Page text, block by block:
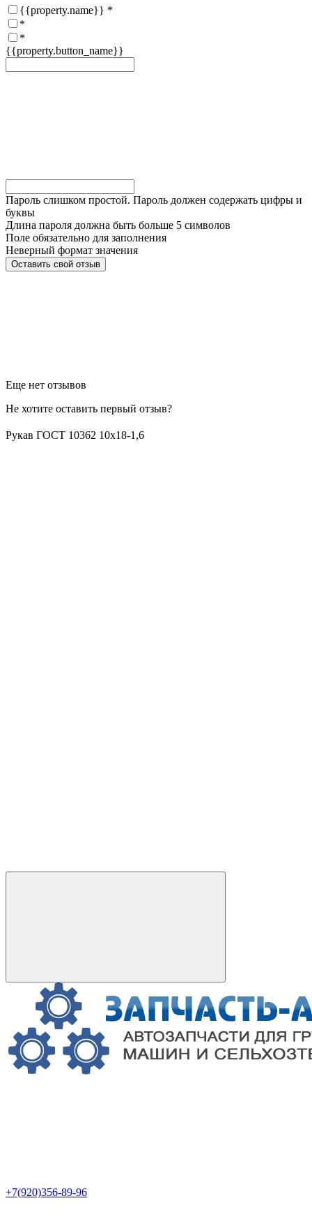
{{property.name}} *
*
*
{{property.button_name}}
Пароль слишком простой. Пароль должен содержать цифры и
буквы
Длина пароля должна быть больше 5 символов
Поле обязательно для заполнения
Неверный формат значения
Еще нет отзывов
Не хотите оставить первый отзыв?
Рукав ГОСТ 10362 10х18-1,6
+7(920)356-89-96